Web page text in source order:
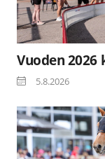
Vuoden
5.8.2026